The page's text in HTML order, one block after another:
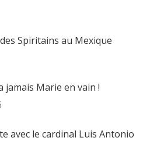
Spiritains au Mexique
jamais Marie en vain !
avec le cardinal Luis Antonio